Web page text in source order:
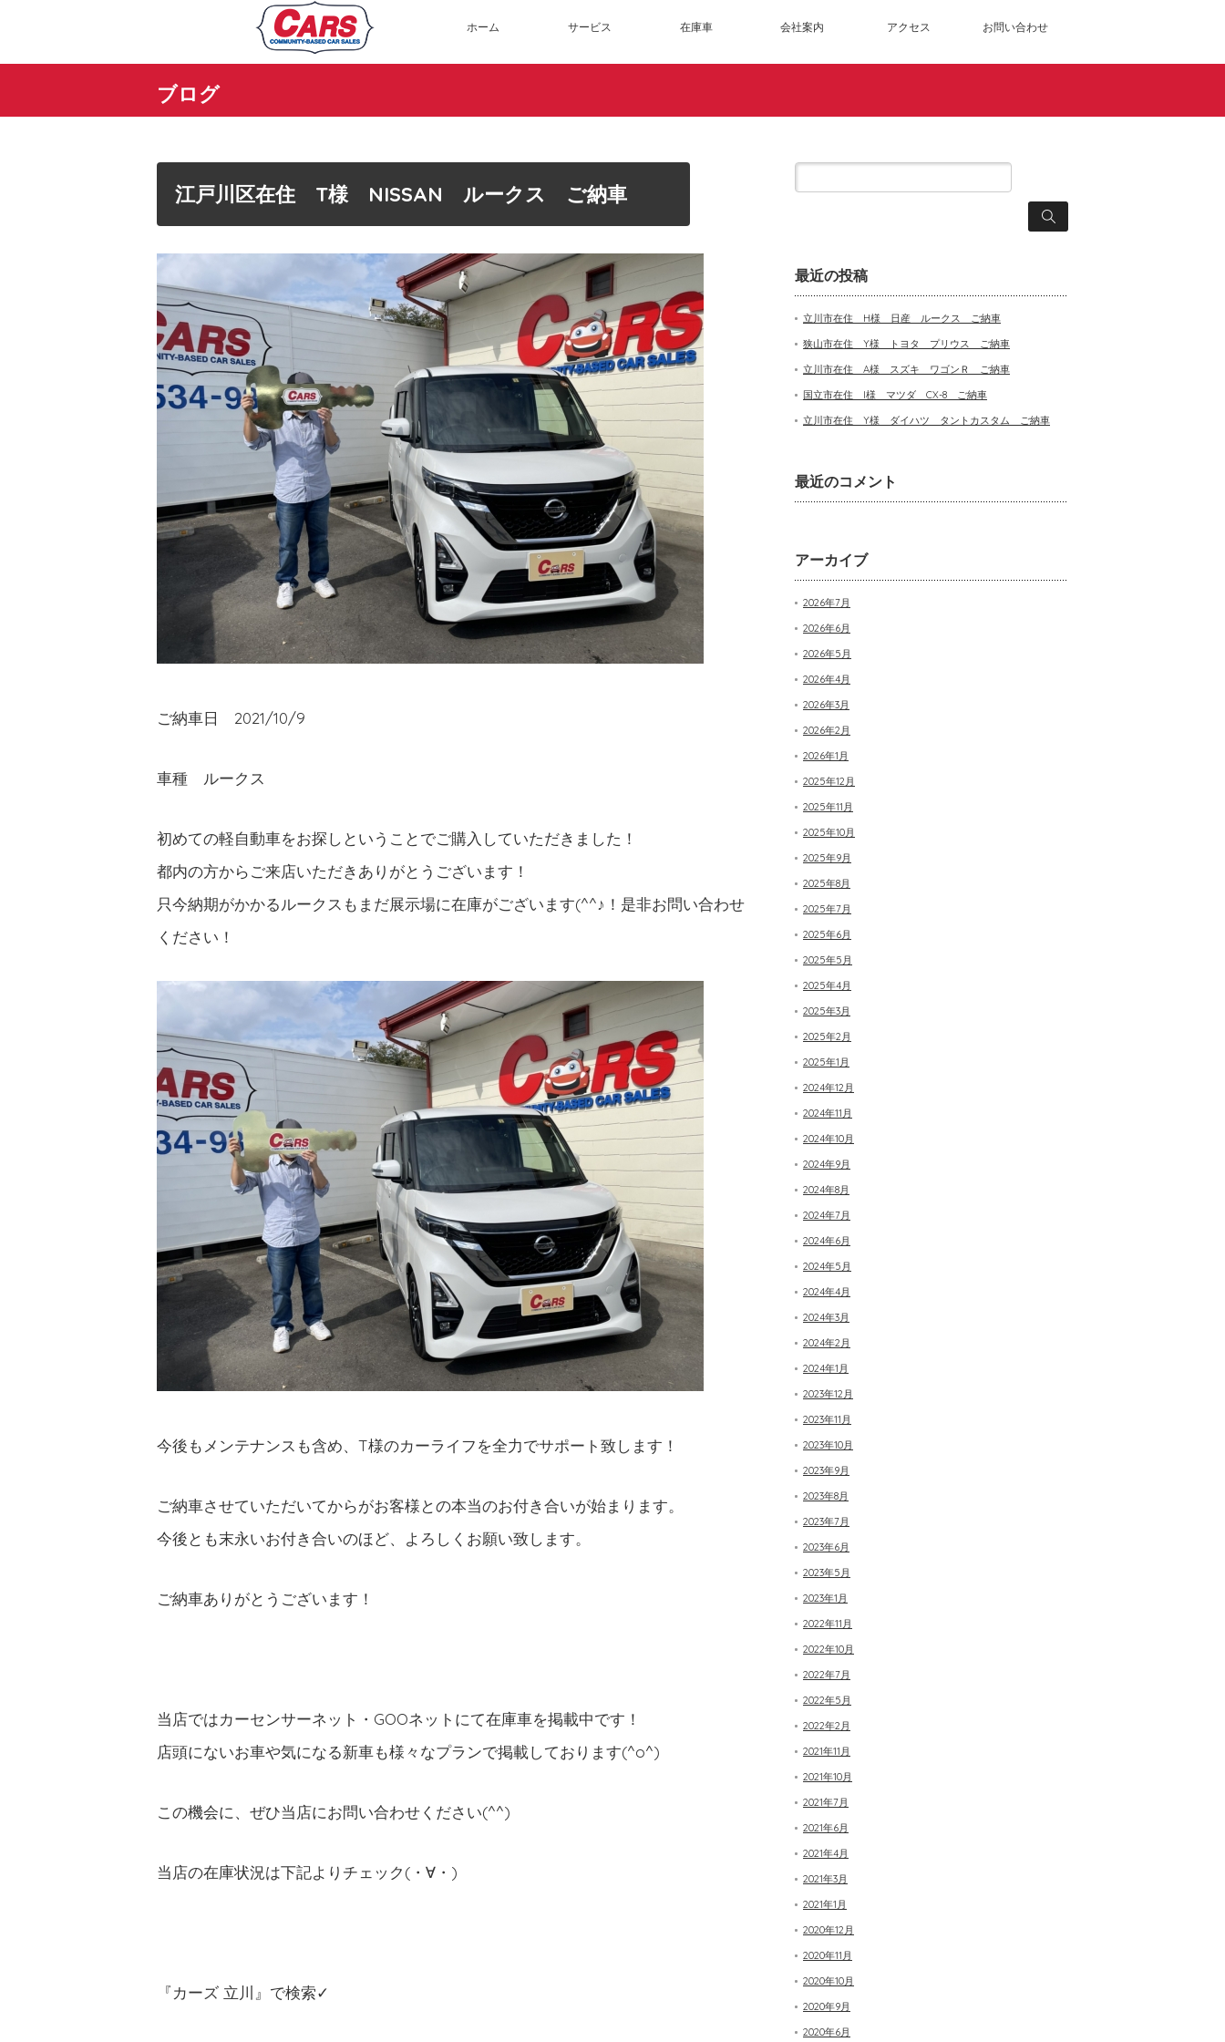
ホーム サービス 在庫車 会社案内 アクセス お問い合わせ
ブログ
江戸川区在住 T様 NISSAN ルークス ご納車
ご納車日 2021/10/9
車種 ルークス
初めての軽自動車をお探しということでご購入していただきました！
都内の方からご来店いただきありがとうございます！
只今納期がかかるルークスもまだ展示場に在庫がございます(^^♪！是非お問い合わせ
ください！
今後もメンテナンスも含め、T様のカーライフを全力でサポート致します！
ご納車させていただいてからがお客様との本当のお付き合いが始まります。
今後とも末永いお付き合いのほど、よろしくお願い致します。
ご納車ありがとうございます！
当店ではカーセンサーネット・GOOネットにて在庫車を掲載中です！
店頭にないお車や気になる新車も様々なプランで掲載しております(^o^)
この機会に、ぜひ当店にお問い合わせください(^^)
当店の在庫状況は下記よりチェック(・∀・)
『カーズ 立川』で検索✓
最近の投稿
立川市在住 H様 日産 ルークス ご納車
狭山市在住 Y様 トヨタ プリウス ご納車
立川市在住 A様 スズキ ワゴンＲ ご納車
国立市在住 I様 マツダ CX-8 ご納車
立川市在住 Y様 ダイハツ タントカスタム ご納車
最近のコメント
アーカイブ
2026年7月
2026年6月
2026年5月
2026年4月
2026年3月
2026年2月
2026年1月
2025年12月
2025年11月
2025年10月
2025年9月
2025年8月
2025年7月
2025年6月
2025年5月
2025年4月
2025年3月
2025年2月
2025年1月
2024年12月
2024年11月
2024年10月
2024年9月
2024年8月
2024年7月
2024年6月
2024年5月
2024年4月
2024年3月
2024年2月
2024年1月
2023年12月
2023年11月
2023年10月
2023年9月
2023年8月
2023年7月
2023年6月
2023年5月
2023年1月
2022年11月
2022年10月
2022年7月
2022年5月
2022年2月
2021年11月
2021年10月
2021年7月
2021年6月
2021年4月
2021年3月
2021年1月
2020年12月
2020年11月
2020年10月
2020年9月
2020年6月